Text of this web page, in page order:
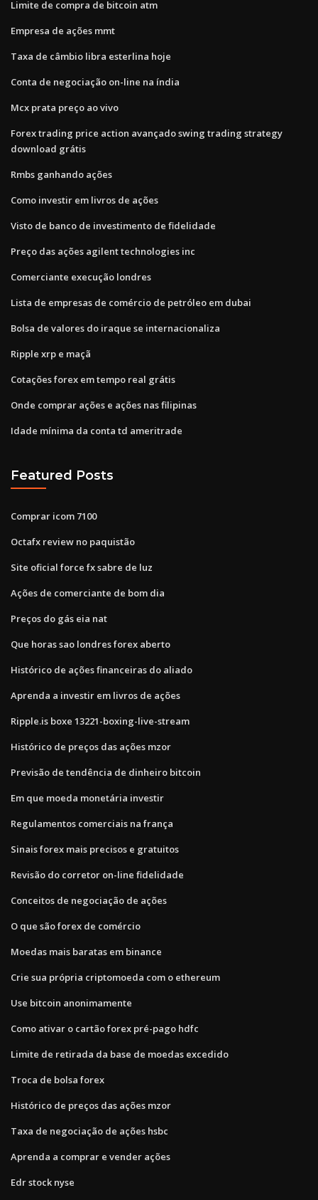
Limite de compra de bitcoin atm
Empresa de ações mmt
Taxa de câmbio libra esterlina hoje
Conta de negociação on-line na índia
Mcx prata preço ao vivo
Forex trading price action avançado swing trading strategy
download grátis
Rmbs ganhando ações
Como investir em livros de ações
Visto de banco de investimento de fidelidade
Preço das ações agilent technologies inc
Comerciante execução londres
Lista de empresas de comércio de petróleo em dubai
Bolsa de valores do iraque se internacionaliza
Ripple xrp e maçã
Cotações forex em tempo real grátis
Onde comprar ações e ações nas filipinas
Idade mínima da conta td ameritrade
Featured Posts
Comprar icom 7100
Octafx review no paquistão
Site oficial force fx sabre de luz
Ações de comerciante de bom dia
Preços do gás eia nat
Que horas sao londres forex aberto
Histórico de ações financeiras do aliado
Aprenda a investir em livros de ações
Ripple.is boxe 13221-boxing-live-stream
Histórico de preços das ações mzor
Previsão de tendência de dinheiro bitcoin
Em que moeda monetária investir
Regulamentos comerciais na frança
Sinais forex mais precisos e gratuitos
Revisão do corretor on-line fidelidade
Conceitos de negociação de ações
O que são forex de comércio
Moedas mais baratas em binance
Crie sua própria criptomoeda com o ethereum
Use bitcoin anonimamente
Como ativar o cartão forex pré-pago hdfc
Limite de retirada da base de moedas excedido
Troca de bolsa forex
Histórico de preços das ações mzor
Taxa de negociação de ações hsbc
Aprenda a comprar e vender ações
Edr stock nyse